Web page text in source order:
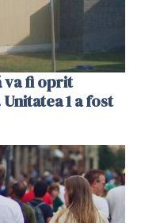
va fi oprit
1 a fost